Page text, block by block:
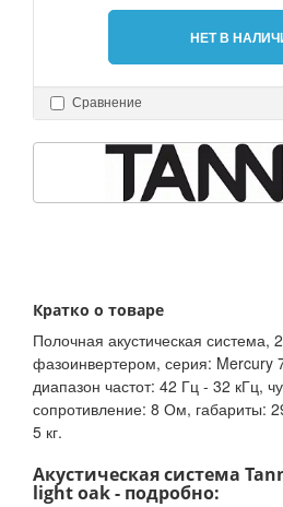
НЕТ В
Сравнение
Кратко о товаре
Полочная акустическая система,
фазоинвертером, серия: Mercury
диапазон частот: 42 Гц - 32 кГц,
сопротивление: 8 Ом, габариты:
5 кг.
Акустическая система
light oak - подробно: